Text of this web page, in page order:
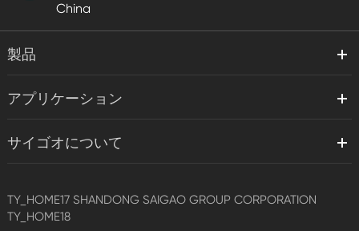
China
製品
アプリケーション
サイゴオについて
TY_HOME17 SHANDONG SAIGAO GROUP CORPORATION
TY_HOME18